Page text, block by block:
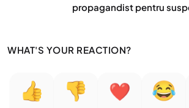
propagandist pentru
WHAT'S YOUR REACTION?